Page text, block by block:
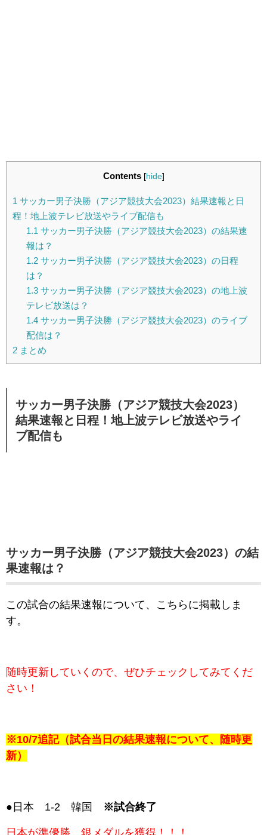
Contents [hide]
1 サッカー男子決勝（アジア競技大会2023）結果速報と日
程！地上波テレビ放送やライブ配信も
1.1 サッカー男子決勝（アジア競技大会2023）の結果速
報は？
1.2サッカー男子決勝（アジア競技大会2023）の日程
は？
1.3サッカー男子決勝（アジア競技大会2023）の地上波
テレビ放送は？
1.4サッカー男子決勝（アジア競技大会2023）のライブ
配信は？
2 まとめ
サッカー男子決勝（アジア競技大会2023）
結果速報と日程！地上波テレビ放送やライ
ブ配信も
サッカー男子決勝（アジア競技大会2023）の結
果速報は？
この試合の結果速報について、こちらに掲載しま
す。
随時更新していくので、ぜひチェックしてみてくだ
さい！
※10/7追記（試合当日の結果速報について、随時更
新）
●日本 1-2 韓国 ※試合終了
日本が準優勝、銀メダルを獲得！！！